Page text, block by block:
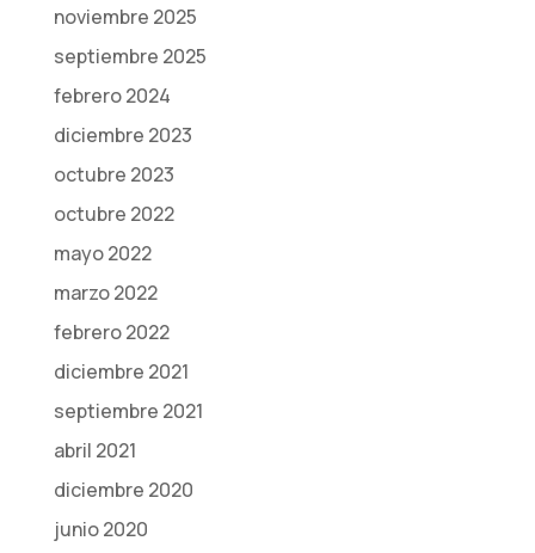
noviembre 2025
septiembre 2025
febrero 2024
diciembre 2023
octubre 2023
octubre 2022
mayo 2022
marzo 2022
febrero 2022
diciembre 2021
septiembre 2021
abril 2021
diciembre 2020
junio 2020